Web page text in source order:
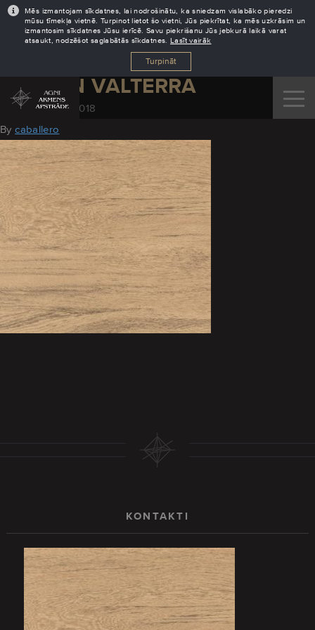
Mēs izmantojam sīkdatnes, lai nodrošinātu, ka sniedzam vislabāko pieredzi
mūsu tīmekļa vietnē. Turpinot lietot šo vietni, Jūs piekrītat, ka mēs uzkrāsim un
izmantosim sīkdatnes Jūsu ierīcē. Savu piekrišanu Jūs jebkurā laikā varat
atsaukt, nodzēšot saglabātās sīkdatnes. Lasīt vairāk
Turpināt
DEKTON VALTERRA
November 29, 2018
Bycaballero
KONTAKTI